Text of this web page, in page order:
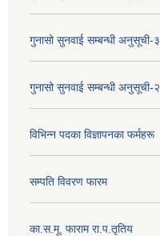
गुनासो सुनवाई सम्बन्धी अनुसूची-३
गुनासो सुनवाई सम्बन्धी अनुसूची-२
विभिन्न पदका विज्ञापनका फर्महरू
सम्पति विवरण फारम
का.स.मू. फाराम रा.प.तृतिय